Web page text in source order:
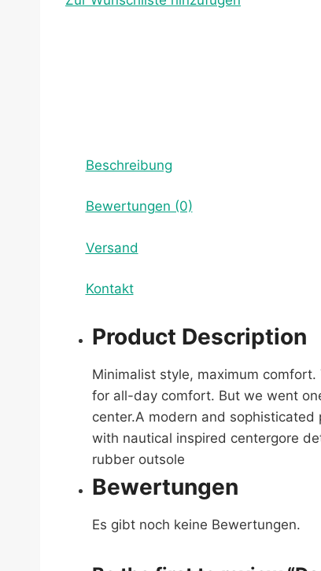
Beschreibung
Bewertungen (0)
Versand
Kontakt
Product Description
Minimalist style, maximum
for all-day comfort. But we went
center.A modern and
with nautical inspired centergore
rubber outsole
Bewertungen
Es gibt noch keine Bewertungen.